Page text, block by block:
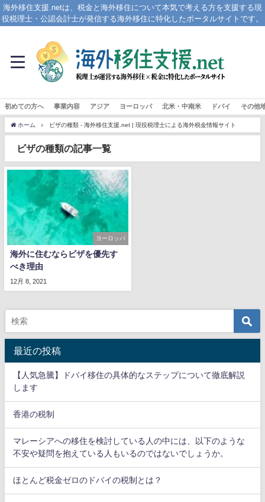
海外移住支援.netは、税金と海外移住について本気で考える方を支援する現
役税理士・公認会計士が発信する海外移住に特化したポータルサイトです。
初めての方へ 事業内容 アジア ヨーロッパ 北米・中南米 ドバイ その他
ホーム ビザの種類 - 海外移住支援.net | 現役税理士による海外税金情報サイト
ビザの種類の記事一覧
ヨーロッパ
海外に住むならビザを優先す
べき理由
12月 8, 2021
最近の投稿
【人気急騰】ドバイ移住の具体的なステップについて徹底解説
します
香港の税制
マレーシアへの移住を検討している人の中には、以下のような
不安や疑問を抱えている人もいるのではないでしょうか。
ほとんど税金ゼロのドバイの税制とは？